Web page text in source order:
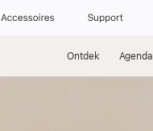
Accessoires Support
Ontdek Agenda